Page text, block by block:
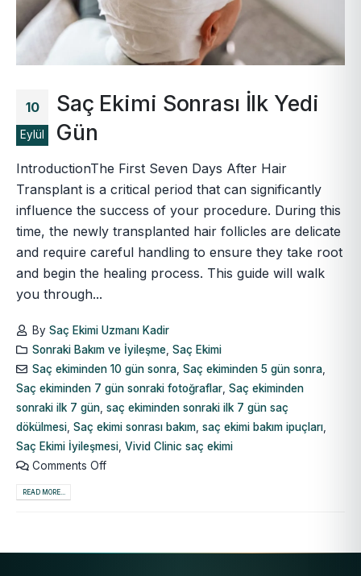
10
Eylül
Saç Ekimi Sonrası İlk Yedi
Gün
IntroductionThe First Seven Days After Hair
Transplant is a critical period that can significantly
influence the success of your procedure. During this
time, the newly transplanted hair follicles are delicate
and require careful handling to ensure they take root
and begin the healing process. This guide will walk
you through...
By Saç Ekimi Uzmanı Kadir
Sonraki Bakım ve İyileşme, Saç Ekimi
Saç ekiminden 10 gün sonra, Saç ekiminden 5 gün sonra,
Saç ekiminden 7 gün sonraki fotoğraflar Saç ekiminden
sonraki ilk 7 gün saç ekiminden sonraki ilk 7 gün saç
dökülmesi Saç ekimi sonrası bakım saç ekimi bakım ipuçları
Saç Ekimi İyileşmesi Vivid Clinic saç ekimi
Comments Off
READ MORE...